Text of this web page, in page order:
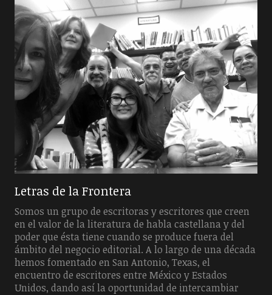
Letras de la Frontera
Somos un grupo de escritoras y escritores que creen
en el valor de la literatura de habla castellana y del
poder que ésta tiene cuando se produce fuera del
ámbito del negocio editorial. A lo largo de una década
hemos fomentado en San Antonio, Texas, el
encuentro de escritores entre México y Estados
Unidos, dando así la oportunidad de intercambiar